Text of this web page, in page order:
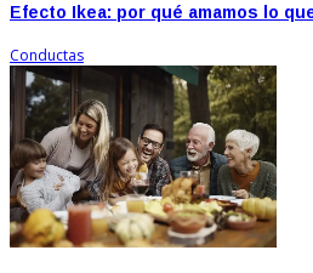
Efecto Ikea: por qué amamos lo
Conductas